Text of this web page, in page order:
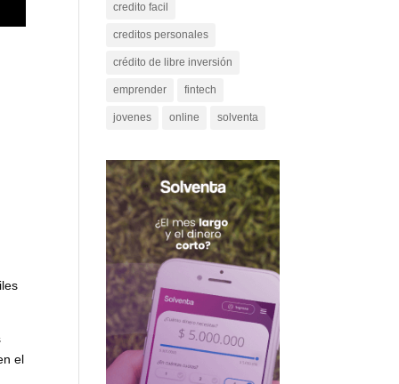
el
credito facil
creditos personales
crédito de libre inversión
emprender fintech
jovenes online solventa